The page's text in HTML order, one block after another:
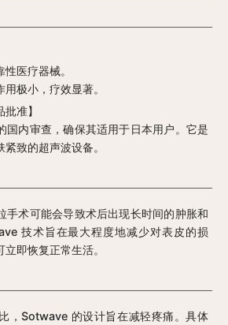
医疗器械。
极小，疗效显著。
准】
国内审查，确保其适用于日本用户。它是
致的超声波设备。
手术可能会导致术后出现长时间的肿胀和
技术旨在最大程度地减少对表皮的损
即恢复正常生活。
，Sotwave 的设计旨在减轻疼痛。具体